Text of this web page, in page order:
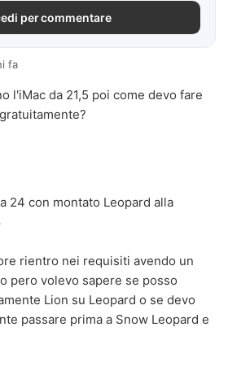
per commentare
fa
l'iMac da 21,5 poi come devo fare
24 con montato Leopard alla
rientro nei requisiti avendo un
pero volevo sapere se posso
Lion su Leopard o se devo
passare prima a Snow Leopard e